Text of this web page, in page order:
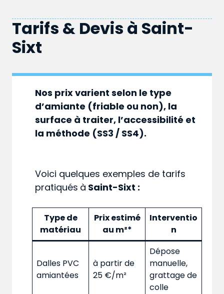
Tarifs & Devis à Saint-
Sixt
Nos prix varient selon le type
d’amiante (friable ou non), la
surface à traiter, l’accessibilité et
la méthode (SS3 / SS4).
Voici quelques exemples de tarifs
pratiqués à Saint-Sixt :
Type de
matériau
Prix estimé
au m²*
Interventio
n
Dalles PVC
amiantées
à partir de
25 €/m²
Dépose
manuelle,
grattage de
colle